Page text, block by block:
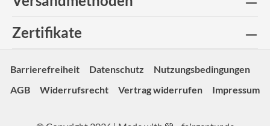
Zertifikate
Barrierefreiheit Datenschutz
Nutzungsbedingungen
AGB
Widerrufsrecht Vertrag widerrufen Impressum